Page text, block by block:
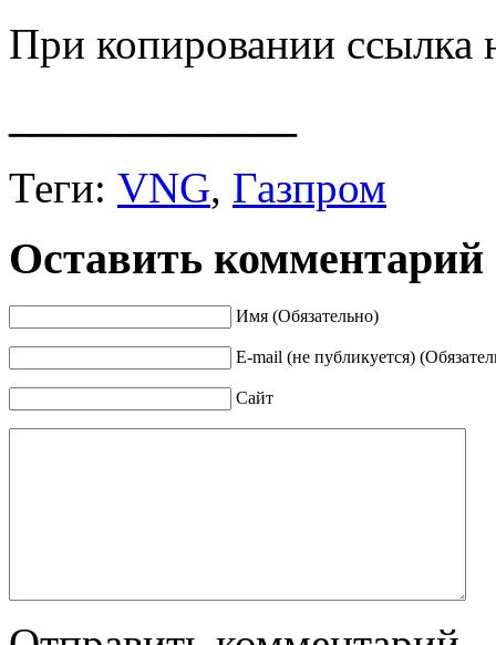
При копировании ссылка
Теги: VNG, Газпром
Оставить комментарий
Имя (Обязательно)
E-mail (не публикуется)
Сайт